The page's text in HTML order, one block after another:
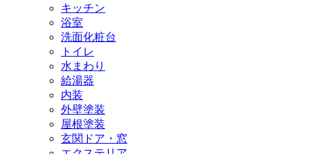
キッチン
浴室
洗面化粧台
トイレ
水まわり
給湯器
内装
外壁塗装
屋根塗装
玄関ドア・窓